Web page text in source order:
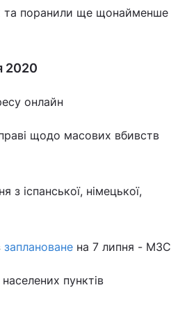
та поранили ще щонайменше
2020
онлайн
щодо масових вбивств
з іспанської, німецької,
заплановане на 7 липня - МЗС
пунктів